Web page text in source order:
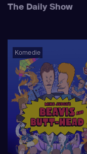
The Daily Show
Komedie